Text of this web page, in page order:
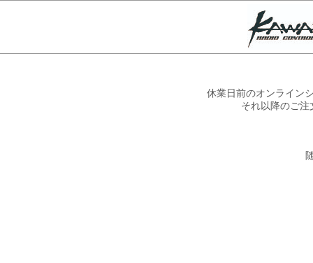
休業日前のオンライン
それ以降のご